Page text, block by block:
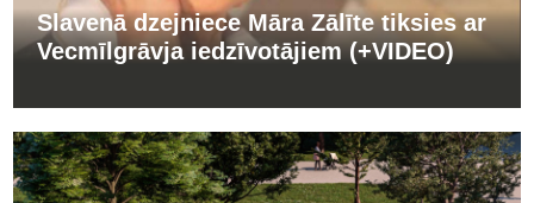
Slavenā dzejniece Māra Zālīte tiksies ar
Vecmīlgrāvja iedzīvotājiem (+VIDEO)